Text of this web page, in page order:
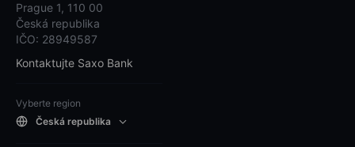
Prague 1, 110 00
Česká republika
IČO: 28949587
Kontaktujte Saxo Bank
Vyberte region
Česká republika